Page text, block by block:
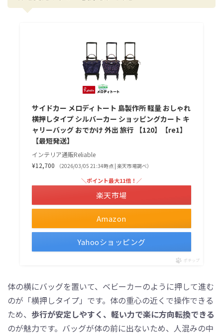
サイドカー メロディトート 島製作所 軽量 おしゃれ
横押しタイプ シルバーカー ショッピングカート キ
ャリーバッグ おでかけ 外出 旅行 【120】【re1】
【最短発送】
インテリア通販Reliable
¥12,700
（2026/03/05 21:34時点 | 楽天市場調べ）
Amazon
＼ポイント最大11倍！／
楽天市場
Yahooショッピング
ポチップ
体の横にバッグを置いて、ベビーカーのように押して進む
のが「横押しタイプ」です。体の重心の近くで操作できる
ため、 歩行が安定しやすく、軽い力で楽に方向転換できる
のが魅力です。バッグが体の前に出ないため、人混みの中